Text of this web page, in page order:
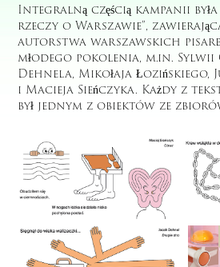
Integralną częścią kampanii była
rzeczy o Warszawie”,
autorstwa warszawskich
młodego pokolenia, m.in.
Dehnela, Mikołaja Łozińskiego,
i Macieja Sieńczyka. Każdy z
był jednym z obiektów ze